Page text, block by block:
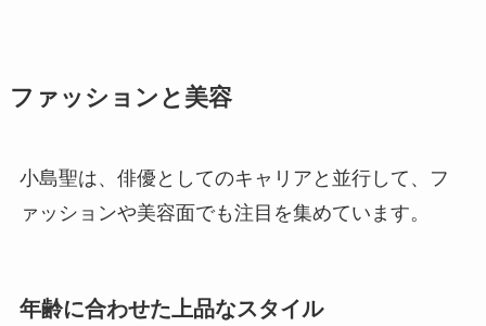
ファッションと美容
小島聖は、俳優としてのキャリアと並行して、フ
ァッションや美容面でも注目を集めています。
年齢に合わせた上品なスタイル